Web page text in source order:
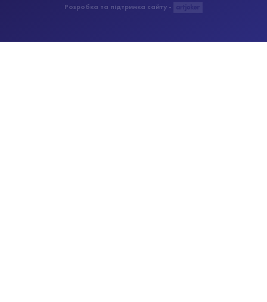
Розробка та пiдтримка сайту -